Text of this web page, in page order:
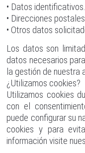
• Datos identificativos.
• Direcciones
• Otros datos
Los datos son
datos necesarios
la gestión de nuestra
¿Utilizamos cookies?
Utilizamos cookies
con el
puede configurar su
cookies y para
información visite